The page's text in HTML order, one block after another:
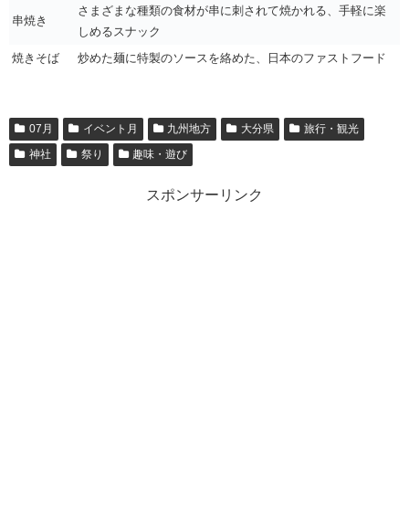
串焼き
さまざまな種類の食材が串に刺されて焼かれる、手軽に楽
しめるスナック
焼きそば
炒めた麺に特製のソースを絡めた、日本のファストフード
07月 イベント月 九州地方 大分県
旅行・観光
神社
祭り 趣味・遊び
スポンサーリンク